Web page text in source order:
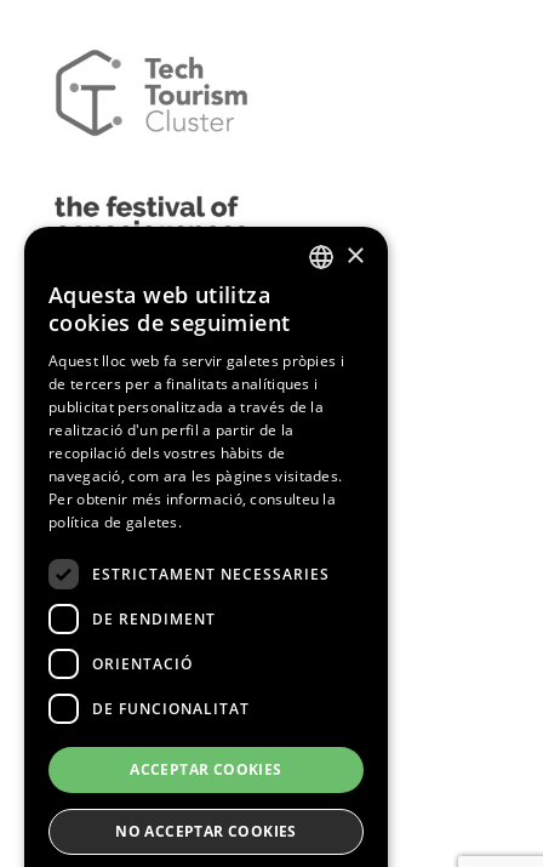
CATALAN
×
Aquesta web utilitza
cookies de seguimient
Aquest lloc web fa servir galetes pròpies i
de tercers per a finalitats analítiques i
publicitat personalitzada a través de la
realització d'un perfil a partir de la
recopilació dels vostres hàbits de
navegació, com ara les pàgines visitades.
Per obtenir més informació, consulteu la
política de galetes.
ESTRICTAMENT NECESSARIES
DE RENDIMENT
ORIENTACIÓ
DE FUNCIONALITAT
ACCEPTAR COOKIES
NO ACCEPTAR COOKIES